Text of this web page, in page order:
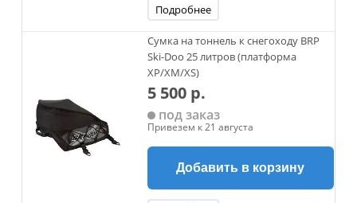
Подробнее
Сумка на тоннель к снегоходу BRP
Ski-Doo 25 литров (платформа
XP/XM/XS)
5 500 р.
под заказ
Привезем к 21 августа
Добавить в корзину